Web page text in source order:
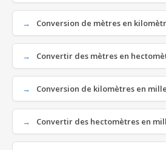
Conversion de mètres en
Convertir des mètres en
Conversion de kilomètres en
Convertir des hectomètres en